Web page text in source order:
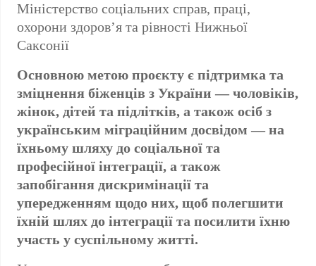
Міністерство соціальних справ, праці,
охорони здоров’я та рівності Нижньої
Саксонії
Основною метою проєкту є підтримка та
зміцнення біженців з України — чоловіків,
жінок, дітей та підлітків, а також осіб з
українським міграційним досвідом — на
їхньому шляху до соціальної та
професійної інтеграції, а також
запобігання дискримінації та
упередженням щодо них, щоб полегшити
їхній шлях до інтеграції та посилити їхню
участь у суспільному житті.